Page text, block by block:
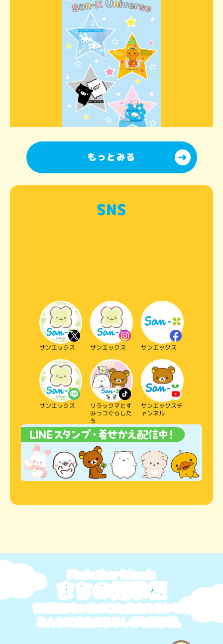
もっとみる
SNS
サンエックス サンエックス サンエックス
サンエックス
リラックマとす
みっコぐらした
ち
サンエックスチ
ャンネル
Find other friends
まちの掲示板
まだ知らないあのコと出会えるかも？
みんなに出会えるふしぎな掲示板。